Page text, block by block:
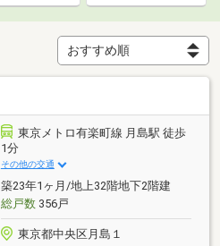
東京メトロ有楽町線 月島駅 徒歩
1分
その他の交通
築23年1ヶ月/地上32階地下2階建
総戸数356戸
東京都中央区月島１